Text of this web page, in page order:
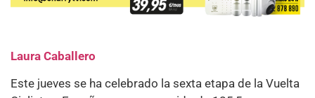
Laura Caballero
Este jueves se ha celebrado la sexta etapa de la Vuelta